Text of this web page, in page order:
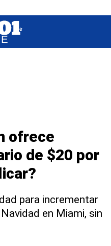
ofrece
de $20 por
para incrementar
en Miami, sin